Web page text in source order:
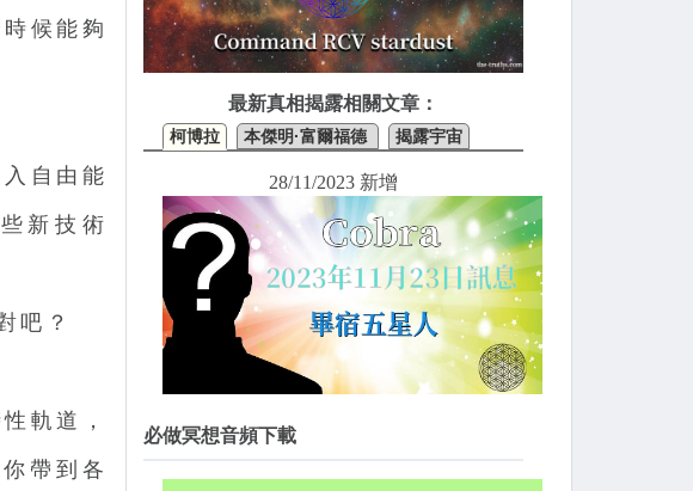
候能夠
自由能
新技術
吧？
軌道，
帶到各
最新真相揭露相關文章：
柯博拉 本傑明·富爾福德 揭露宇宙
28/11/2023 新增
必做冥想音頻下載